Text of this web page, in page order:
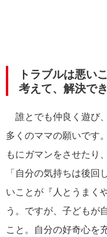
トラブルは悪い
考えて、解決で
誰とでも仲良く遊び
多くのママの願いです
もにガマンをさせたり
「自分の気持ちは後回
いことが『人とうまく
う。ですが、子どもが
こと。自分の好奇心を